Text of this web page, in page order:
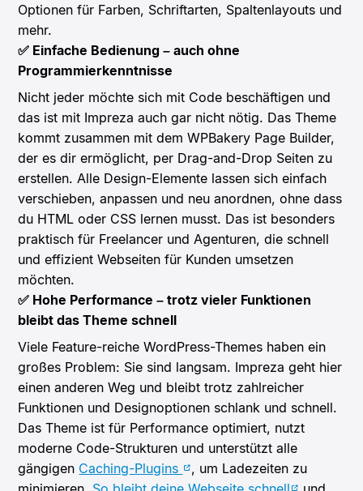
Optionen für Farben, Schriftarten, Spaltenlayouts und
mehr.
✅ Einfache Bedienung – auch ohne
Programmierkenntnisse
Nicht jeder möchte sich mit Code beschäftigen und
das ist mit Impreza auch gar nicht nötig. Das Theme
kommt zusammen mit dem WPBakery Page Builder,
der es dir ermöglicht, per Drag-and-Drop Seiten zu
erstellen. Alle Design-Elemente lassen sich einfach
verschieben, anpassen und neu anordnen, ohne dass
du HTML oder CSS lernen musst. Das ist besonders
praktisch für Freelancer und Agenturen, die schnell
und effizient Webseiten für Kunden umsetzen
möchten.
✅ Hohe Performance – trotz vieler Funktionen
bleibt das Theme schnell
Viele Feature-reiche WordPress-Themes haben ein
großes Problem: Sie sind langsam. Impreza geht hier
einen anderen Weg und bleibt trotz zahlreicher
Funktionen und Designoptionen schlank und schnell.
Das Theme ist für Performance optimiert, nutzt
moderne Code-Strukturen und unterstützt alle
gängigen Caching-Plugins
, um Ladezeiten zu